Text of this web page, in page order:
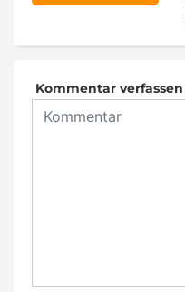
Kommentar verfassen